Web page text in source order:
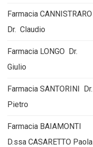
Farmacia CANNISTRARO
Dr. Claudio
Farmacia LONGO Dr.
Giulio
Farmacia SANTORINI Dr.
Pietro
Farmacia BAIAMONTI
D.ssa CASARETTO Paola